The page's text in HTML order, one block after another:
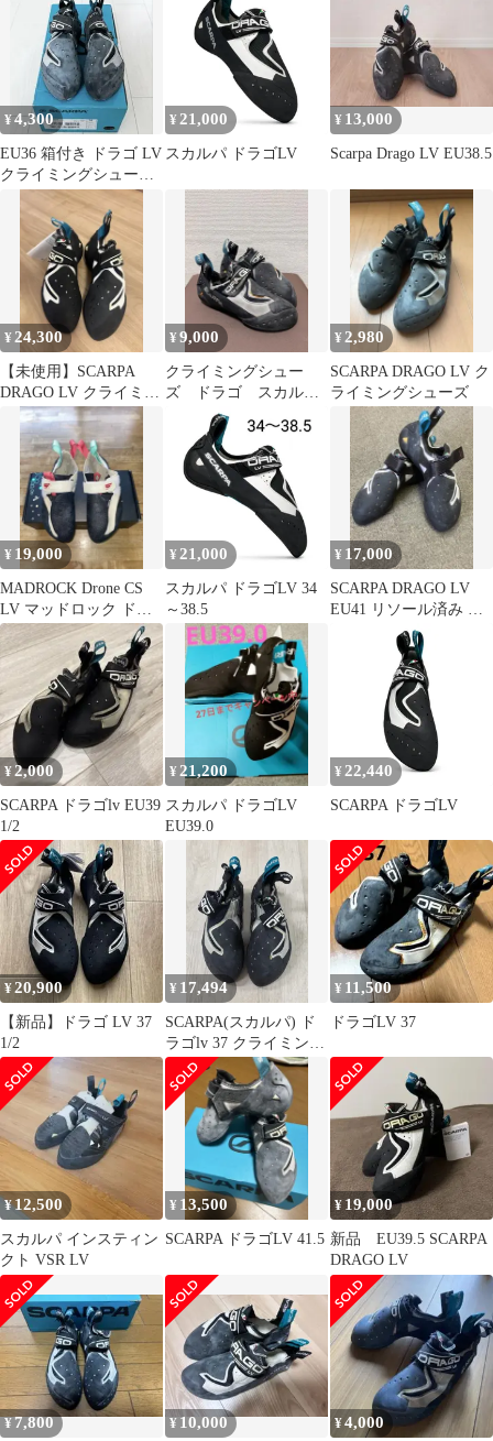
¥4,300
EU36 箱付き ドラゴ LV
クライミングシューズ
¥ 21,000
スカルパ ドラゴLV
¥ 13,000
Scarpa Drago LV EU38.5
¥ 24,300
【未使用】SCARPA
DRAGO LV クライミン
グシューズ 37
¥9,000
クライミングシュー
ズ ドラゴ スカル
パ レディース 37 1/2
¥ 2,980
SCARPA DRAGO LV ク
ライミングシューズ
¥ 19,000
MADROCK Drone CS
LV マッドロック ドロ
ーン
¥ 21,000
スカルパ ドラゴLV 34
～38.5
¥ 17,000
SCARPA DRAGO LV
EU41 リソール済み ス
カルパ ドラゴLV
¥2,000
SCARPA ドラゴlv EU39
1/2
¥ 21,200
スカルパ ドラゴLV
EU39.0
¥ 22,440
SCARPA ドラゴLV
¥20,900
【新品】ドラゴ LV 37
1/2
¥ 17,494
SCARPA(スカルパ) ド
ラゴlv 37 クライミング
シューズ
¥ 11,500
ドラゴLV 37
¥12,500
スカルパ インスティン
クト VSR LV
¥ 13,500
SCARPA ドラゴLV 41.5
¥ 19,000
新品 EU39.5 SCARPA
DRAGO LV
¥7,800 ¥ 10,000 ¥4,000